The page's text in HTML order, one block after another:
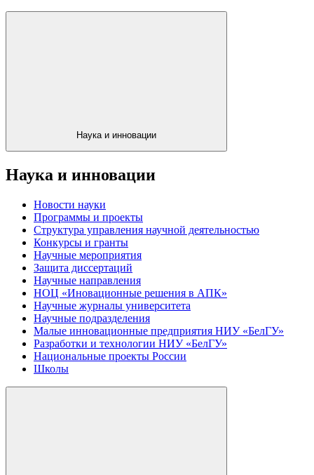
Наука и инновации
Наука и инновации
Новости науки
Программы и проекты
Структура управления научной деятельностью
Конкурсы и гранты
Научные мероприятия
Защита диссертаций
Научные направления
НОЦ «Иновационные решения в АПК»
Научные журналы университета
Научные подразделения
Малые инновационные предприятия НИУ «БелГУ»
Разработки и технологии НИУ «БелГУ»
Национальные проекты России
Школы